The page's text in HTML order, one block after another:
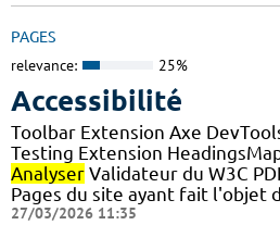
PAGES
relevance: 25%
Accessibilité
Toolbar Extension Axe
Testing Extension
Analyser Validateur du W3C
Pages du site ayant fait l'objet
27/03/2026 11:35